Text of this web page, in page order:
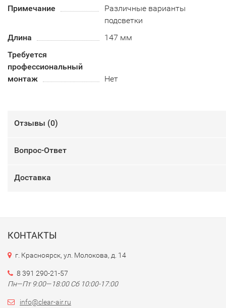
Примечание
Различные варианты
подсветки
Длина
147 мм
Требуется
профессиональный
монтаж
Нет
Отзывы (0)
Вопрос-Ответ
Доставка
КОНТАКТЫ
г. Красноярск, ул. Молокова, д. 14
8 391 290-21-57
Пн—Пт 9:00—18:00 Сб 10:00-17:00
info@clear-air.ru